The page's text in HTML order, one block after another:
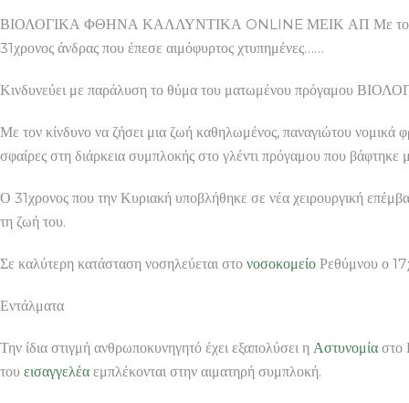
ΒΙΟΛΟΓΙΚΑ ΦΘΗΝΑ ΚΑΛΛΥΝΤΙΚΑ ONLINE ΜΕΙΚ ΑΠ Με τον κίνδυνο
31χρονος άνδρας που έπεσε αιμόφυρτος χτυπημένες……
Κινδυνεύει με παράλυση το θύμα του ματωμένου πρόγαμου
Με τον κίνδυνο να ζήσει μια ζωή καθηλωμένος, παναγιώτου νομικά
σφαίρες στη διάρκεια συμπλοκής στο γλέντι πρόγαμου που
Ο 31χρονος που την Κυριακή υποβλήθηκε σε νέα χειρουργική
τη ζωή του.
Σε καλύτερη κατάσταση νοσηλεύεται στο νοσοκομείο Ρεθύμνου ο
Εντάλματα
Την ίδια στιγμή ανθρωποκυνηγητό έχει εξαπολύσει η Αστυνομία στο
του εισαγγελέα εμπλέκονται στην αιματηρή συμπλοκή.